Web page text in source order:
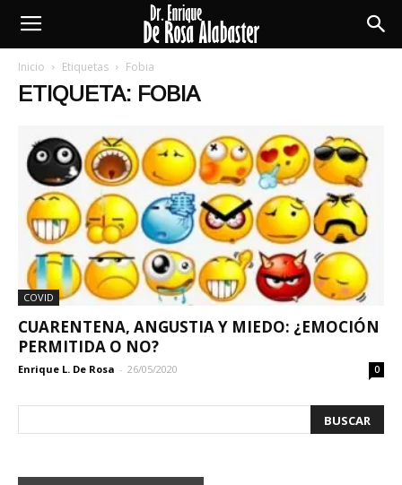
Enrique
Rosa
Alabaster
Inicio Etiquetas Fobia
ETIQUETA: FOBIA
COVID
CUARENTENA, ANGUSTIA Y MIEDO: ¿EMOCIÓN
PERMITIDA O NO?
Enrique L. De Rosa - 26/05/2020 0